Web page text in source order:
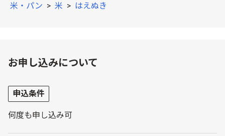
米・パン > 米 > はえぬき
お申し込みについて
申込条件
何度も申し込み可